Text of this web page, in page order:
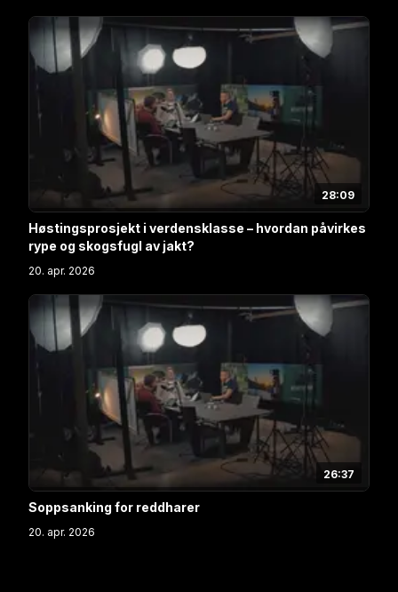
28:09
Høstingsprosjekt i verdensklasse – hvordan påvirkes
rype og skogsfugl av jakt?
20. apr. 2026
26:37
Soppsanking for reddharer
20. apr. 2026